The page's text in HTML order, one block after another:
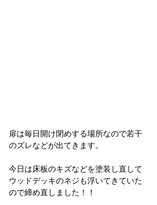
扉は毎日開け閉めする場所なので若干
のズレなどが出てきます。
今日は床板のキズなどを塗装し直して
ウッドデッキのネジも浮いてきていた
ので締め直しました！！